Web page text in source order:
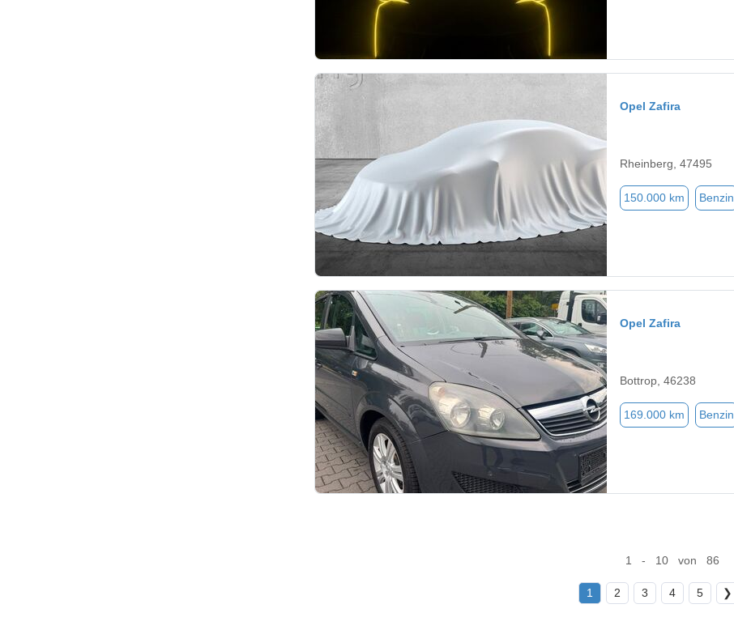
Opel Zafira
Rheinberg, 47495
150.000 km Benzin
Opel Zafira
Bottrop, 46238
169.000 km Benzin
1 - 10 von 86
1 2 3 4 5 ❯